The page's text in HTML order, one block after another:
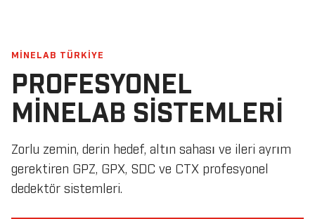
MİNELAB TÜRKİYE
PROFESYONEL
MINELAB SISTEMLERI
Zorlu zemin, derin hedef, altın sahası ve ileri ayrım
gerektiren GPZ, GPX, SDC ve CTX profesyonel
dedektör sistemleri.